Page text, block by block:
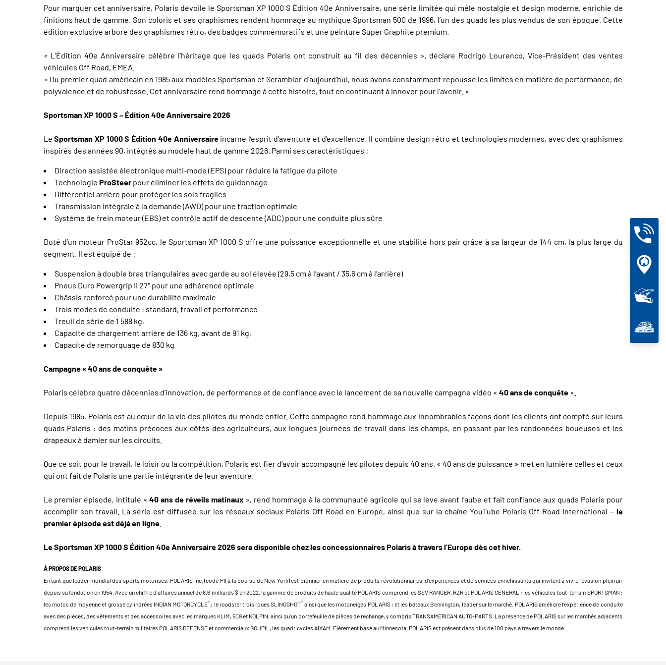
Pour marquer cet anniversaire, Polaris dévoile le Sportsman XP 1000 S Édition 40e Anniversaire, une série limitée qui mêle nostalgie et design moderne, enrichie de
finitions haut de gamme. Son coloris et ses graphismes rendent hommage au mythique Sportsman 500 de 1996, l’un des quads les plus vendus de son époque. Cette
édition exclusive arbore des graphismes rétro, des badges commémoratifs et une peinture Super Graphite premium.
« L’Édition 40e Anniversaire célèbre l’héritage que les quads Polaris ont construit au fil des décennies », déclare Rodrigo Lourenco, Vice-Président des ventes
véhicules Off Road, EMEA.
« Du premier quad américain en 1985 aux modèles Sportsman et Scrambler d’aujourd’hui, nous avons constamment repoussé les limites en matière de performance, de
polyvalence et de robustesse. Cet anniversaire rend hommage à cette histoire, tout en continuant à innover pour l’avenir. »
Sportsman XP 1000 S – Édition 40e Anniversaire 2026
LeSportsman XP 1000 S Édition 40e Anniversaireincarne l’esprit d’aventure et d’excellence. Il combine design rétro et technologies modernes, avec des graphismes
inspirés des années 90, intégrés au modèle haut de gamme 2026. Parmi ses caractéristiques :
Direction assistée électronique multi-mode (EPS) pour réduire la fatigue du pilote
Technologie ProSteerpour éliminer les effets de guidonnage
Différentiel arrière pour protéger les sols fragiles
Transmission intégrale à la demande (AWD) pour une traction optimale
Système de frein moteur (EBS) et contrôle actif de descente (ADC) pour une conduite plus sûre
Doté d’un moteur ProStar 952cc, le Sportsman XP 1000 S offre une puissance exceptionnelle et une stabilité hors pair grâce à sa largeur de 144 cm, la plus large du
segment. Il est équipé de :
Suspension à double bras triangulaires avec garde au sol élevée (29,5 cm à l’avant / 35,6 cm à l’arrière)
Pneus Duro Powergrip II 27″ pour une adhérence optimale
Châssis renforcé pour une durabilité maximale
Trois modes de conduite : standard, travail et performance
Treuil de série de 1 588 kg,
Capacité de chargement arrière de 136 kg, avant de 91 kg,
Capacité de remorquage de 830 kg
Campagne « 40 ans de conquête »
Polaris célèbre quatre décennies d’innovation, de performance et de confiance avec le lancement de sa nouvelle campagne vidéo « 40 ans de conquête».
Depuis 1985, Polaris est au cœur de la vie des pilotes du monde entier. Cette campagne rend hommage aux innombrables façons dont les clients ont compté sur leurs
quads Polaris : des matins précoces aux côtés des agriculteurs, aux longues journées de travail dans les champs, en passant par les randonnées boueuses et les
drapeaux à damier sur les circuits.
Que ce soit pour le travail, le loisir ou la compétition, Polaris est fier d’avoir accompagné les pilotes depuis 40 ans. « 40 ans de puissance » met en lumière celles et ceux
qui ont fait de Polaris une partie intégrante de leur aventure.
Le premier épisode, intitulé «40 ans de réveils matinaux », rend hommage à la communauté agricole qui se lève avant l’aube et fait confiance aux quads Polaris pour
accomplir son travail. La série est diffusée sur les réseaux sociaux Polaris Off Road en Europe, ainsi que sur la chaîne YouTube Polaris Off Road International – le
premier épisode est déjà en ligne.
Le Sportsman XP 1000 S Édition 40e Anniversaire 2026 sera disponible chez les concessionnaires Polaris à travers l’Europe dès cet hiver.
À PROPOS DE POLARIS
En tant que leader mondial des sports motorisés, POLARIS Inc. (codé PII à la bourse de New York) est pionnier en matière de produits révolutionnaires, d’expériences et de services enrichissants qui invitent à vivre l’évasion plein air
depuis sa fondation en 1954. Avec un chiffre d’affaires annuel de 8,6 milliards $ en 2022, la gamme de produits de haute qualité POLARIS comprend les SSV RANGER, RZR et POLARIS GENERAL ; les véhicules tout-terrain SPORTSMAN ;
les motos de moyenne et grosse cylindrées INDIAN MOTORCYCLE® ; le roadster trois roues SLINGSHOT® ainsi que les motoneiges POLARIS ; et les bateaux Bennington, leader sur le marché. POLARIS améliore l’expérience de conduite
avec des pièces, des vêtements et des accessoires avec les marques KLIM, 509 et KOLPIN, ainsi qu’un portefeuille de pièces de rechange, y compris TRANSAMERICAN AUTO-PARTS. La présence de POLARIS sur les marchés adjacents
comprend les véhicules tout-terrain militaires POLARIS DEFENSE et commerciaux GOUPIL, les quadricycles AIXAM. Fièrement basé au Minnesota, POLARIS est présent dans plus de 100 pays à travers le monde.